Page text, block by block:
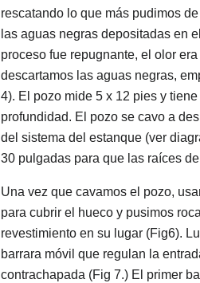
rescatando lo que más pudimos
las aguas negras depositadas en
proceso fue repugnante, el olor
descartamos las aguas negras,
4). El pozo mide 5 x 12 pies y
profundidad. El pozo se cavo a
del sistema del estanque (ver
30 pulgadas para que las raíces
Una vez que cavamos el pozo,
para cubrir el hueco y pusimos
revestimiento en su lugar (Fig6).
barrara móvil que regulan la
contrachapada (Fig 7.) El primer